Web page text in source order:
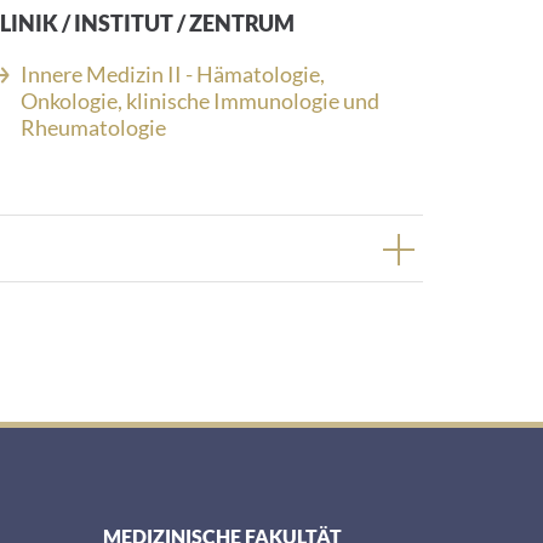
/ INSTITUT / ZENTRUM
Innere Medizin II - Hämatologie,
Onkologie, klinische Immunologie und
Rheumatologie
MEDIZINISCHE FAKULTÄT